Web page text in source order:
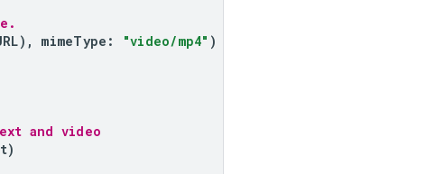
), mimeType : "video/mp4" )
and video
)